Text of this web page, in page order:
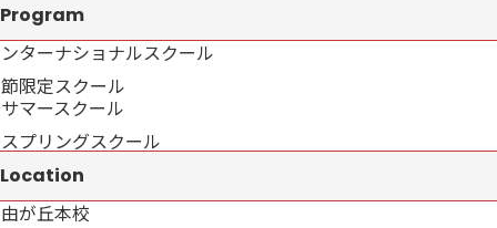
Program
ターナショナルスクール
限定スクール
マースクール
プリングスクール
Location
が丘本校